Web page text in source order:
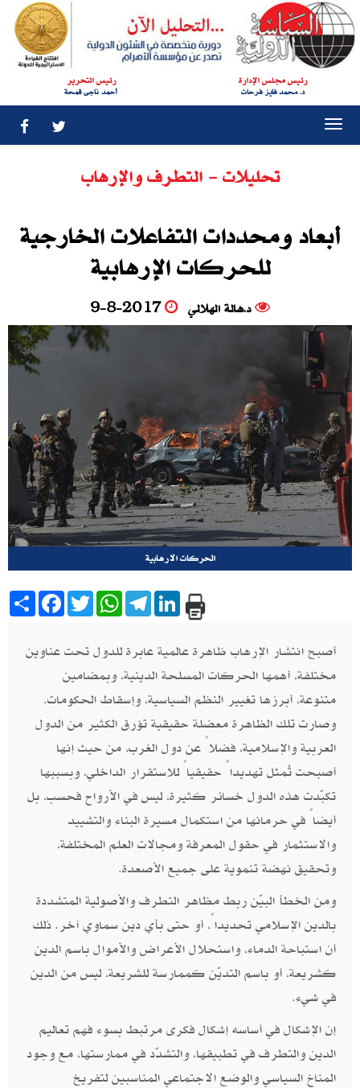
رئيس مجلس الإدارة
د. محمد فايز فرحات
رئيس التحرير
أحمد ناجى قمحة
تحليلات - التطرف والإرهاب
أبعاد ومحددات التفاعلات الخارجية
للحركات الإرهابية
د.هالة الهلالي 9-8-2017
الحركات الارهابية
Share Facebook
TwitterWhatsAppTelegramLinkedIn
أصبح انتشار الإرهاب ظاهرة عالمية عابرة للدول تحت عناوين
مختلفة، أهمها الحركات المسلحة الدينية، وبمضامين
متنوعة، أبرزها تغيير النظم السياسية، وإسقاط الحكومات.
وصارت تلك الظاهرة معضلة حقيقية تؤرق الكثير من الدول
العربية والإسلامية، فضلاً عن دول الغرب، من حيث إنها
أصبحت تُمثل تهديداً حقيقياً للاستقرار الداخلي، وبسببها
تكبّدت هذه الدول خسائر كثيرة، ليس في الأرواح فحسب، بل
أيضاً في حرمانها من استكمال مسيرة البناء والتشييد
والاستثمار في حقول المعرفة ومجالات العلم المختلفة،
وتحقيق نهضة تنموية على جميع الأصعدة.
ومن الخطأ البيّن ربط مظاهر التطرف والأصولية المتشددة
بالدين الإسلامي تحديداً، أو حتى بأي دين سماوي آخر. ذلك
أن استباحة الدماء، واستحلال الأعراض والأموال باسم الدين
كشريعة، أو باسم التديّن كممارسة للشريعة، ليس من الدين
في شيء.
إن الإشكال في أساسه إشكال فكرى مرتبط بسوء فهم تعاليم
الدين والتطرف في تطبيقها، والتشدّد في ممارستها، مع وجود
المناخ السياسي والوضع الاجتماعي المناسبين لتفريخ